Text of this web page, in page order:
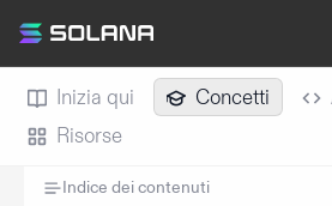
Inizia qui Concetti
Risorse
Indice dei contenuti